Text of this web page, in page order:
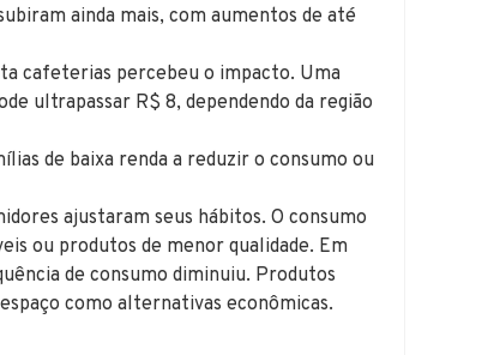
ainda mais, com aumentos de até
cafeterias percebeu o impacto. Uma
ultrapassar R$ 8, dependendo da região
de baixa renda a reduzir o consumo ou
ajustaram seus hábitos. O consumo
ou produtos de menor qualidade. Em
de consumo diminuiu. Produtos
como alternativas econômicas.